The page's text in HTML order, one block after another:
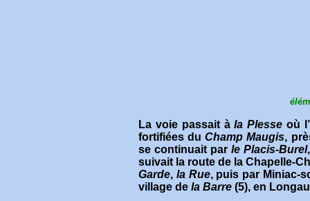
La voie passait àla Plesse où
fortifiées duChamp Maugis,
se continuait par le Placis-Burel
suivait la route de la Chapelle-
Garde, la Rue, puis par Miniac-
village de la Barre (5), en